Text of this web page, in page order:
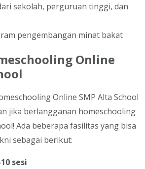
sekolah, perguruan tinggi, dan
pengembangan minat bakat
Online
Online SMP Alta School
jika berlangganan homeschooling
Ada beberapa fasilitas yang bisa
sebagai berikut:
sesi